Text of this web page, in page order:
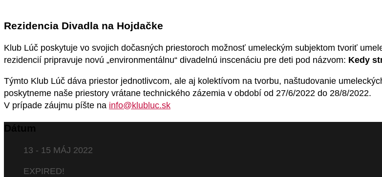
Rezidencia Divadla na Hojdačke
Klub Lúč poskytuje vo svojich dočasných priestoroch možnosť umeleckým subjektom tvoriť
rezidencií pripravuje novú „environmentálnu“ divadelnú inscenáciu pre deti pod názvom: Kedy
Týmto Klub Lúč dáva priestor jednotlivcom, ale aj kolektívom na tvorbu, naštudovanie
poskytneme naše priestory vrátane technického zázemia v období od 27/6/2022 do 28/8/2022.
V prípade záujmu píšte na info@klubluc.sk
Dátum
13 - 15 MÁJ 2022
EXPIRED!